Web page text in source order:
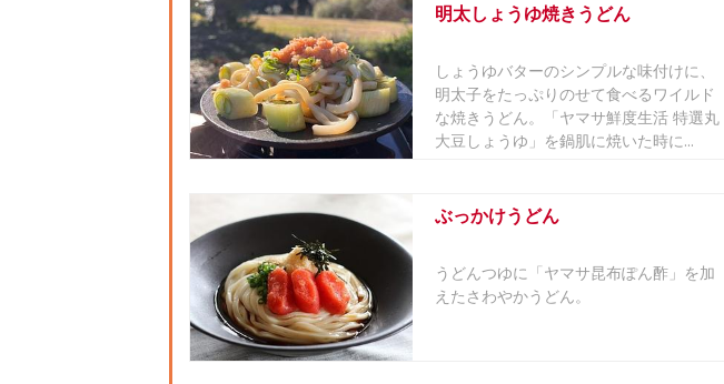
明太しょうゆ焼きうどん
しょうゆバターのシンプルな味付けに、
明太子をたっぷりのせて食べるワイルド
な焼きうどん。「ヤマサ鮮度生活 特選丸
大豆しょうゆ」を鍋肌に焼いた時に...
ぶっかけうどん
うどんつゆに「ヤマサ昆布ぽん酢」を加
えたさわやかうどん。